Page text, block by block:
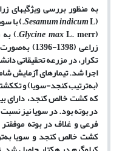
به منظور بررسی ویژگی­های
(
Sesamum indicumL. ) با
(
Glycine maxL. merr.
)
زراعی
تکرار، در مزرعه تحقیقاتی
(به‌ترتیب کنجد-سویا) و
که کشت خالص کنجد، دارای
فرعی و غلاف در بوته موفق­تر